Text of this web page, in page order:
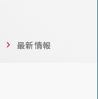
最新情報